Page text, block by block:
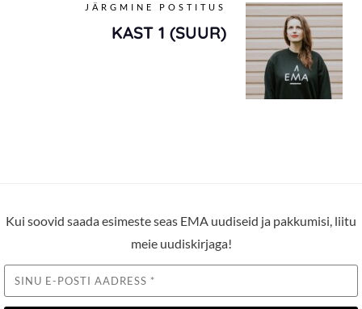
JÄRGMINE POSTITUS
KAST 1 (SUUR)
Kui soovid saada esimeste seas EMA uudiseid ja pakkumisi, liitu
meie uudiskirjaga!